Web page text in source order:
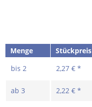
Menge Stückpreis
bis 2 2,27 € *
ab 3 2,22 € *